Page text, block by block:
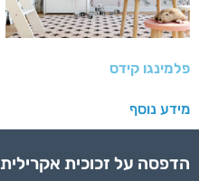
פלמינגו קידס
מידע נוסף
הדפסה על זכוכית אקרילית